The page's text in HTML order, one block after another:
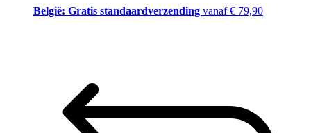
België: Gratis standaardverzending vanaf € 79,90